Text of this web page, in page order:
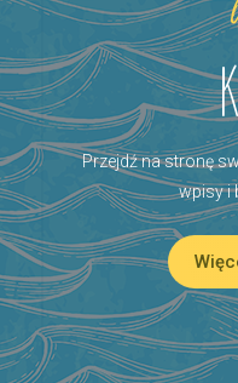
Przejdź na stronę
wpisy i